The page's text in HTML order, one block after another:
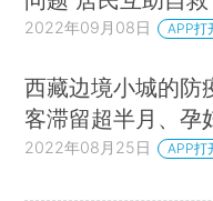
2022年09月08日 APP打
西藏边境小城的防
客滞留超半月、孕
2022年08月25日 APP打